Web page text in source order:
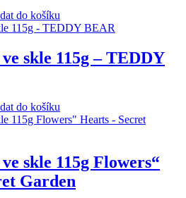
do košíku
skle 115g – TEDDY
do košíku
skle 115g Flowers“
Garden